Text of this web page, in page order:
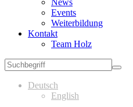
News
Events
Weiterbildung
Kontakt
Team Holz
Deutsch
English